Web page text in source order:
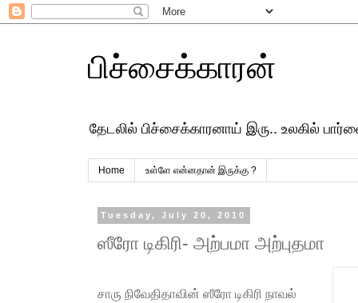
பிச்சைக்காரன்
தேடலில் பிச்சைக்காரனாய் இரு.. உலகில்
Home உள்ளே என்னதான் இருக்கு ?
Tuesday, July 20, 2010
ஸீரோ டிகிரி- அற்பமா அற்புதமா
சாரு நிவேதிதாவின் ஸீரோ டிகிரி நாவல்